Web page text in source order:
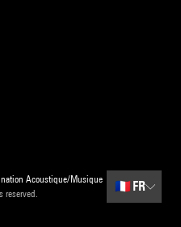
Acoustique/Musique
reserved.
🇫🇷 FR